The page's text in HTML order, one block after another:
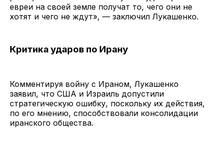
евреи на своей земле получат то, чего они не
хотят и чего не ждут», — заключил Лукашенко.
Критика ударов по Ирану
Комментируя войну с Ираном, Лукашенко
заявил, что США и Израиль допустили
стратегическую ошибку, поскольку их действия,
по его мнению, способствовали консолидации
иранского общества.